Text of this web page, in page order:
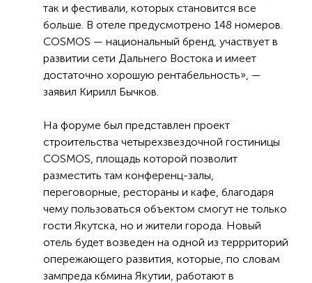
так и фестивали, которых становится все
больше. В отеле предусмотрено 148 номеров.
COSMOS — национальный бренд, участвует в
развитии сети Дальнего Востока и имеет
достаточно хорошую рентабельность», —
заявил Кирилл Бычков.
На форуме был представлен проект
строительства четырехзвездочной гостиницы
COSMOS, площадь которой позволит
разместить там конференц-залы,
переговорные, рестораны и кафе, благодаря
чему пользоваться объектом смогут не только
гости Якутска, но и жители города. Новый
отель будет возведен на одной из террриторий
опережающего развития, которые, по словам
зампреда кбмина Якутии, работают в